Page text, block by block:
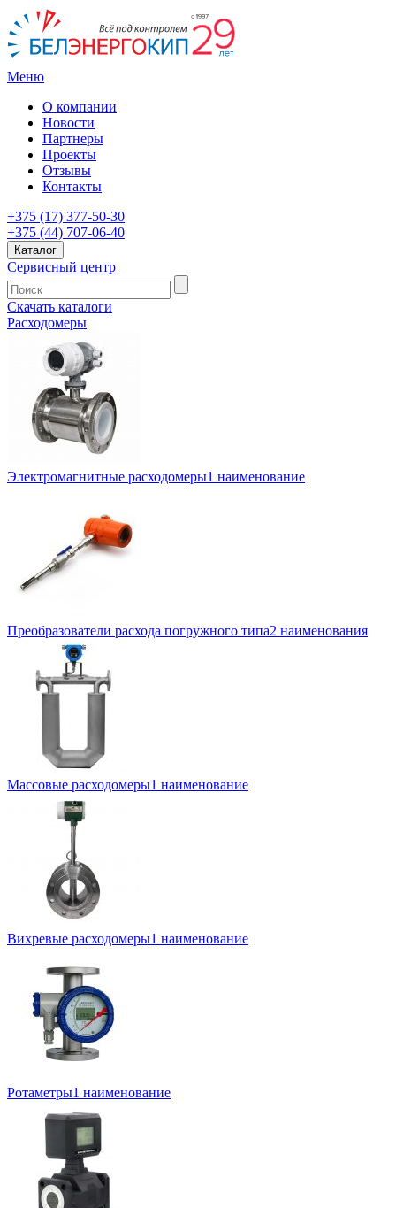
Меню
О компании
Новости
Партнеры
Проекты
Отзывы
Контакты
+375 (17) 377-50-30
+375 (44) 707-06-40
Каталог
Сервисный центр
Скачать каталоги
Расходомеры
Электромагнитные расходомеры1 наименование
Преобразователи расхода погружного типа2 наименования
Массовые расходомеры1 наименование
Вихревые расходомеры1 наименование
Ротаметры1 наименование